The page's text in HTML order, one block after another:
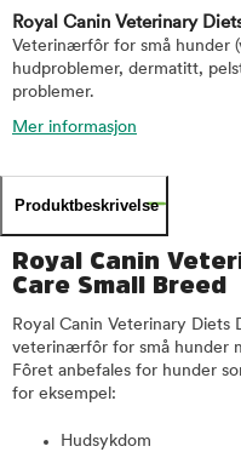
Royal Canin Veterinary
Veterinærfôr for små hunder
hudproblemer, dermatitt,
problemer.
Mer informasjon
Produktbeskrivelse
Royal Canin
Care Small Breed
Royal Canin Veterinary Diets
veterinærfôr for små hunder
Fôret anbefales for hunder
for eksempel:
Hudsykdom